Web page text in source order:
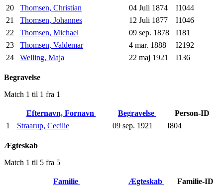
20
Thomsen, Christian 04 Juli 1874
I1044
21
Thomsen, Johannes 12 Juli 1877
I1046
22
Thomsen, Michael 09 sep. 1878
I181
23
Thomsen, Valdemar 4 mar. 1888
I2192
24
Welling, Maja 22 maj 1921 I136
Begravelse
Match 1 til 1 fra 1
Efternavn, Fornavn Begravelse
Person-ID
1
Straarup, Cecilie 09 sep. 1921 I804
Ægteskab
Match 1 til 5 fra 5
Familie Ægteskab Familie-ID